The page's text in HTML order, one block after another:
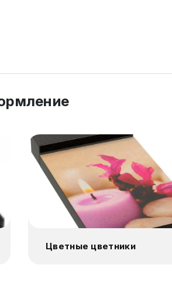
Цветные цветники